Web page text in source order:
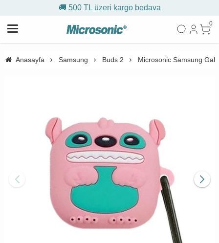
🚚 500 TL üzeri kargo bedava
0
Anasayfa Samsung Buds 2 Microsonic Samsung